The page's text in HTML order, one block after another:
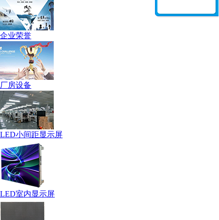
企业荣誉
厂房设备
LED小间距显示屏
LED室内显示屏